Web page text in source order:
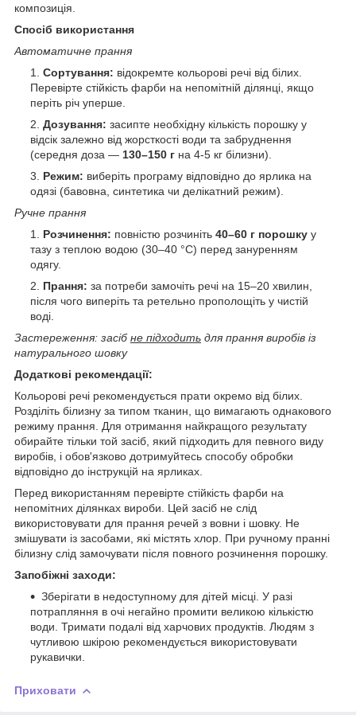
композиція.
Спосіб використання
Автоматичне прання
Сортування: відокремте кольорові речі від білих.
Перевірте стійкість фарби на непомітній ділянці, якщо
періть річ уперше.
Дозування: засипте необхідну кількість порошку у
відсік залежно від жорсткості води та забруднення
(середня доза — 130–150 г на 4-5 кг білизни).
Режим: виберіть програму відповідно до ярлика на
одязі (бавовна, синтетика чи делікатний режим).
Ручне прання
Розчинення: повністю розчиніть 40–60 г порошку у
тазу з теплою водою (30–40 °C) перед зануренням
одягу.
Прання: за потреби замочіть речі на 15–20 хвилин,
після чого виперіть та ретельно прополощіть у чистій
воді.
Застереження: засібне підходить для прання виробів із
натурального шовку
Додаткові рекомендації:
Кольорові речі рекомендується прати окремо від білих.
Розділіть білизну за типом тканин, що вимагають однакового
режиму прання. Для отримання найкращого результату
обирайте тільки той засіб, який підходить для певного виду
виробів, і обов'язково дотримуйтесь способу обробки
відповідно до інструкцій на ярликах.
Перед використанням перевірте стійкість фарби на
непомітних ділянках вироби. Цей засіб не слід
використовувати для прання речей з вовни і шовку. Не
змішувати із засобами, які містять хлор. При ручному пранні
білизну слід замочувати після повного розчинення порошку.
Запобіжні заходи:
Зберігати в недоступному для дітей місці. У разі
потрапляння в очі негайно промити великою кількістю
води. Тримати подалі від харчових продуктів. Людям з
чутливою шкірою рекомендується використовувати
рукавички.
Приховати